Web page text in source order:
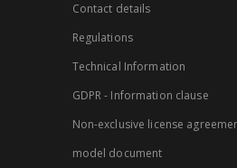
Contact details
Regulations
Technical Information
GDPR - Information clause
Non-exclusive license
model document